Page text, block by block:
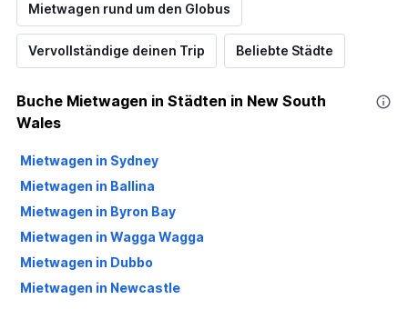
Mietwagen rund um den Globus
Vervollständige deinen Trip Beliebte Städte
Buche Mietwagen in Städten in New South
Wales
Mietwagen in Sydney
Mietwagen in Ballina
Mietwagen in Byron Bay
Mietwagen in Wagga Wagga
Mietwagen in Dubbo
Mietwagen in Newcastle